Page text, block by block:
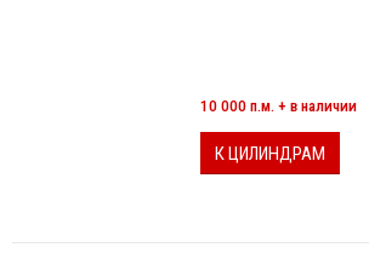
10 000 п.м. + в наличии
К ЦИЛИНДРАМ